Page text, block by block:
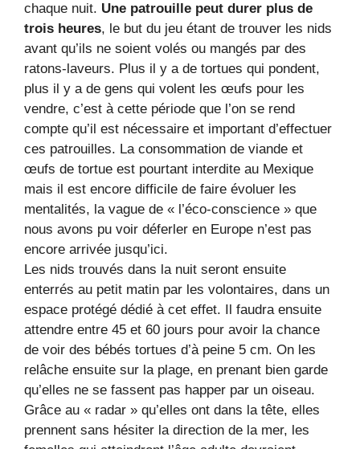
chaque nuit. Une patrouille peut durer plus de
trois heures, le but du jeu étant de trouver les nids
avant qu’ils ne soient volés ou mangés par des
ratons-laveurs. Plus il y a de tortues qui pondent,
plus il y a de gens qui volent les œufs pour les
vendre, c’est à cette période que l’on se rend
compte qu’il est nécessaire et important d’effectuer
ces patrouilles. La consommation de viande et
œufs de tortue est pourtant interdite au Mexique
mais il est encore difficile de faire évoluer les
mentalités, la vague de « l’éco-conscience » que
nous avons pu voir déferler en Europe n’est pas
encore arrivée jusqu’ici.
Les nids trouvés dans la nuit seront ensuite
enterrés au petit matin par les volontaires, dans un
espace protégé dédié à cet effet. Il faudra ensuite
attendre entre 45 et 60 jours pour avoir la chance
de voir des bébés tortues d’à peine 5 cm. On les
relâche ensuite sur la plage, en prenant bien garde
qu’elles ne se fassent pas happer par un oiseau.
Grâce au « radar » qu’elles ont dans la tête, elles
prennent sans hésiter la direction de la mer, les